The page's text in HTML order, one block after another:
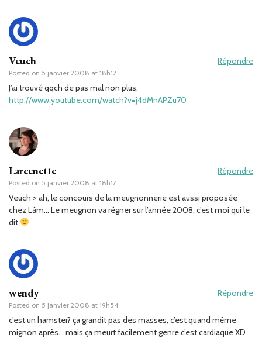
Veuch
Posted on 5 janvier 2008 at 18h12
Répondre
J’ai trouvé qqch de pas mal non plus:
http://www.youtube.com/watch?v=j4dMnAPZu70
Larcenette
Posted on 5 janvier 2008 at 18h17
Répondre
Veuch > ah, le concours de la meugnonnerie est aussi proposée
chez Lâm… Le meugnon va régner sur l’année 2008, c’est moi qui le
dit
wendy
Posted on 5 janvier 2008 at 19h54
Répondre
c’est un hamster? ça grandit pas des masses, c’est quand même
mignon après… mais ça meurt facilement genre c’est cardiaque XD